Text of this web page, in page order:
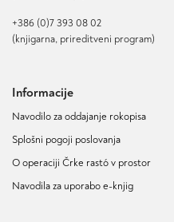
+386 (0)7 393 08 02
(knjigarna, prireditveni program)
Informacije
Navodilo za oddajanje rokopisa
Splošni pogoji poslovanja
O operaciji Črke rastó v prostor
Navodila za uporabo e-knjig